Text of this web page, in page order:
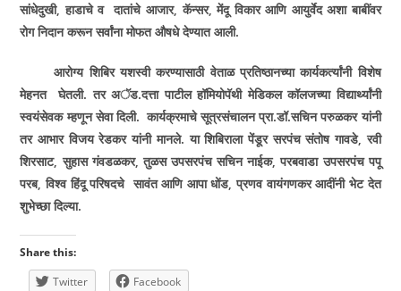
सांधेदुखी,हाडाचे व दातांचे आजार,कॅन्सर,मेंदू विकार आणि आयुर्वेद अशा बाबींवर
रोग निदान करून सर्वांना मोफत औषधे देण्यात आली.
आरोग्य शिबिर यशस्वी करण्यासाठी वेताळ प्रतिष्ठानच्या कार्यकर्त्यांनी विशेष
मेहनत घेतली. तर अॅड.दत्ता पाटील हॉमियोपॅथी मेडिकल कॉलजच्या विद्यार्थ्यांनी
स्वयंसेवक म्हणून सेवा दिली. कार्यक्रमाचे सूत्रसंचालन प्रा.डॉ.सचिन परुळकर यांनी
तर आभार विजय रेडकर यांनी मानले. या शिबिराला पेंडूर सरपंच संतोष गावडे,रवी
शिरसाट,सुहास गंवडळकर,तुळस उपसरपंच सचिन नाईक,परबवाडा उपसरपंच पपू
परब,विश्व हिंदू परिषदचे सावंत आणि आपा धोंड,प्रणव वायंगणकर आदींनी भेट देत
शुभेच्छा दिल्या.
Share this:
Twitter
Facebook